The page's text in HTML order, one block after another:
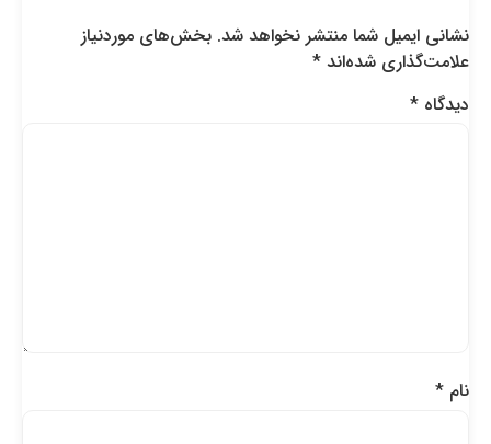
نشانی ایمیل شما منتشر نخواهد شد. بخش‌های موردنیاز
علامت‌گذاری شده‌اند*
دیدگاه*
نام*